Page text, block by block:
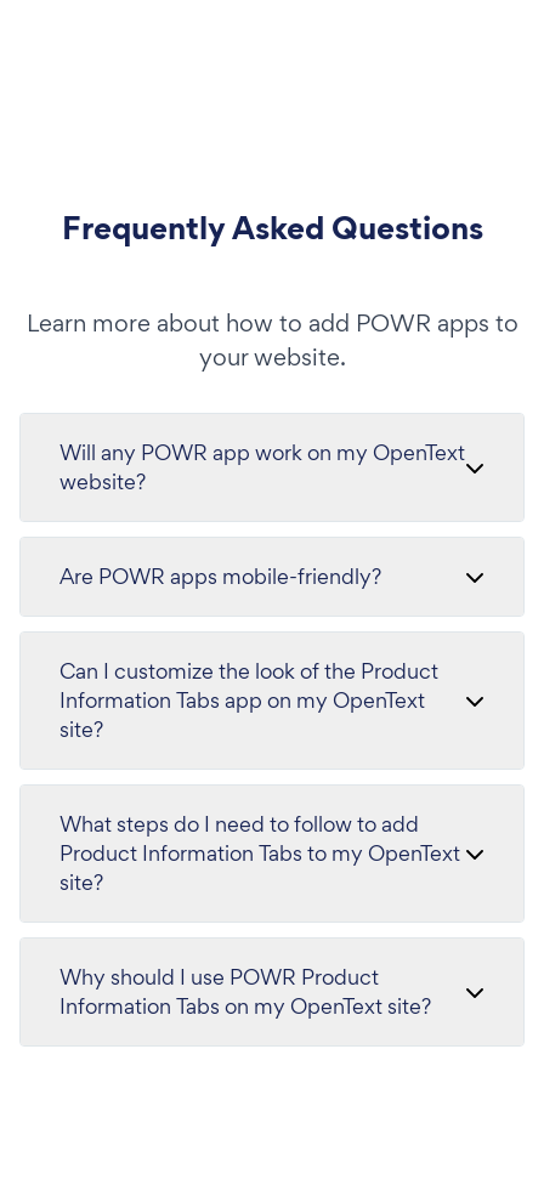
Frequently Asked Questions
Learn more about how to add POWR apps to
your website.
Will any POWR app work on my OpenText
website?
Are POWR apps mobile-friendly?
Can I customize the look of the Product
Information Tabs app on my OpenText
site?
What steps do I need to follow to add
Product Information Tabs to my OpenText
site?
Why should I use POWR Product
Information Tabs on my OpenText site?